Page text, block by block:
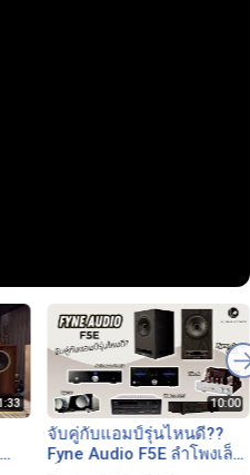
จับคู่กับแอมป์รุ่นไหนดี??
Fyne Audio F5E ลำโพงเล็ก